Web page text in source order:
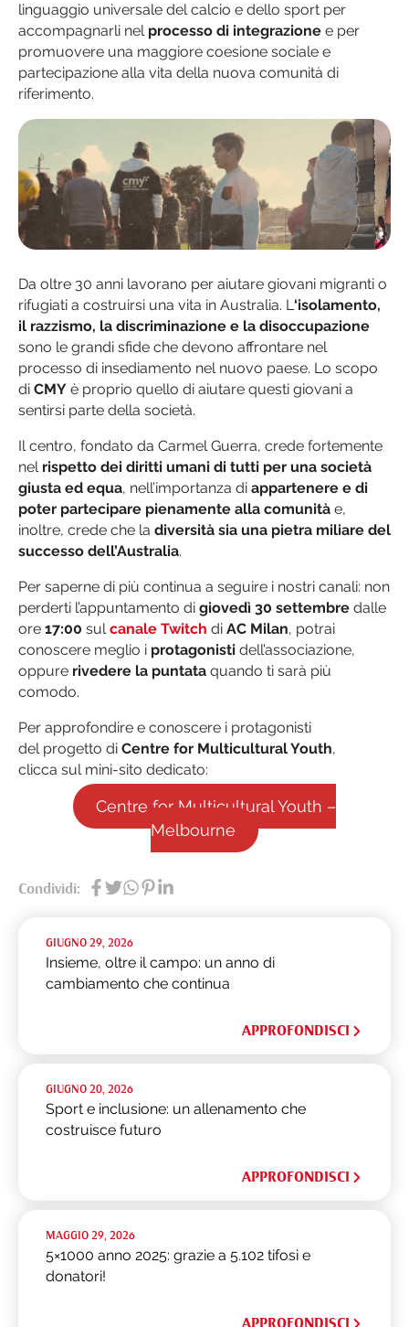
linguaggio universale del calcio e dello sport per
accompagnarli nel processo di integrazione e per
promuovere una maggiore coesione sociale e
partecipazione alla vita della nuova comunità di
riferimento.
Da oltre 30 anni lavorano per aiutare giovani migranti o
rifugiati a costruirsi una vita in Australia. L‘isolamento,
il razzismo, la discriminazione e la disoccupazione
sono le grandi sfide che devono affrontare nel
processo di insediamento nel nuovo paese. Lo scopo
di CMY è proprio quello di aiutare questi giovani a
sentirsi parte della società.
Il centro, fondato da Carmel Guerra, crede fortemente
nel rispetto dei diritti umani di tutti per una società
giusta ed equa, nell’importanza di appartenere e di
poter partecipare pienamente alla comunità e,
inoltre, crede che la diversità sia una pietra miliare del
successo dell’Australia.
Per saperne di più continua a seguire i nostri canali: non
perderti l’appuntamento di giovedì 30 settembre dalle
ore 17:00 sulcanale Twitch di AC Milan, potrai
conoscere meglio i protagonisti dell’associazione,
oppure rivedere la puntata quando ti sarà più
comodo.
Per approfondire e conoscere i protagonisti
del progetto di Centre for Multicultural Youth,
clicca sul mini-sito dedicato:
Centre for Multicultural Youth –
Melbourne
Condividi:
GIUGNO 29, 2026
Insieme, oltre il campo: un anno di
cambiamento che continua
APPROFONDISCI
GIUGNO 20, 2026
Sport e inclusione: un allenamento che
costruisce futuro
APPROFONDISCI
MAGGIO 29, 2026
5×1000 anno 2025: grazie a 5.102 tifosi e
donatori!
APPROFONDISCI